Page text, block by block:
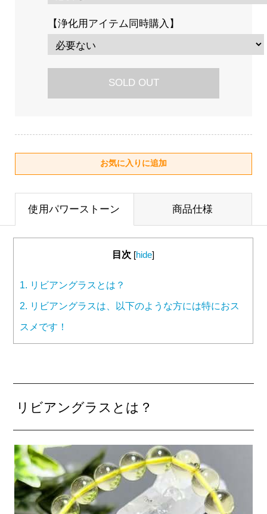
【浄化用アイテム同時購入】
SOLD OUT
使用パワーストーン 商品仕様
目次 [hide]
1. リビアングラスとは？
2. リビアングラスは、以下のような方には特におス
スメです！
リビアングラスとは？